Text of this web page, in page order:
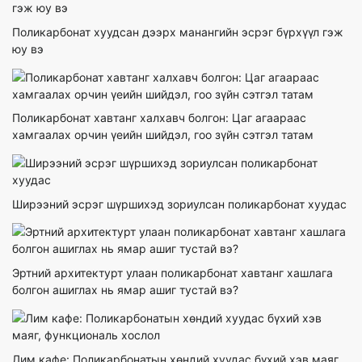
Поликарбонат хуудсан дээрх манангийн эсрэг бүрхүүл гэж
юу вэ
Поликарбонат хавтанг халхавч болгон: Цаг агаараас
хамгаалах орчин үеийн шийдэл, гоо зүйн сэтгэл татам
Ширээний эсрэг шүршихэд зориулсан поликарбонат хуудас
Эртний архитектурт улаан поликарбонат хавтанг хашлага
болгон ашиглах нь ямар ашиг тустай вэ?
Лим кафе: Поликарбонатын хөндий хуудас бүхий хэв маяг,